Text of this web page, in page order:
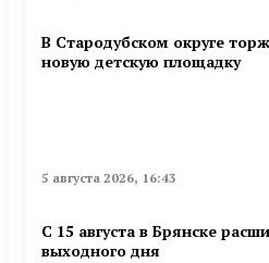
В Стародубском округе
новую детскую площадку
5 августа 2026, 16:43
С 15 августа в Брянске
выходного дня